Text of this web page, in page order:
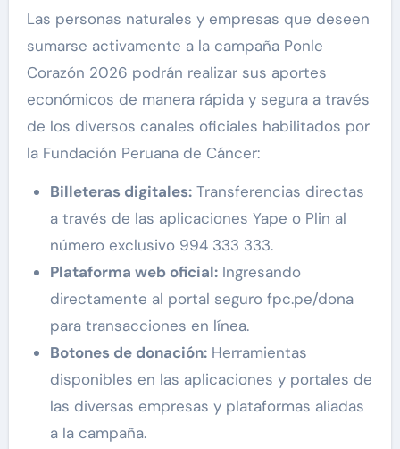
Las personas naturales y empresas que deseen
sumarse activamente a la campaña Ponle
Corazón 2026 podrán realizar sus aportes
económicos de manera rápida y segura a través
de los diversos canales oficiales habilitados por
la Fundación Peruana de Cáncer:
Billeteras digitales:Transferencias directas
a través de las aplicaciones Yape o Plin al
número exclusivo 994 333 333.
Plataforma web oficial:Ingresando
directamente al portal seguro fpc.pe/dona
para transacciones en línea.
Botones de donación:Herramientas
disponibles en las aplicaciones y portales de
las diversas empresas y plataformas aliadas
a la campaña.